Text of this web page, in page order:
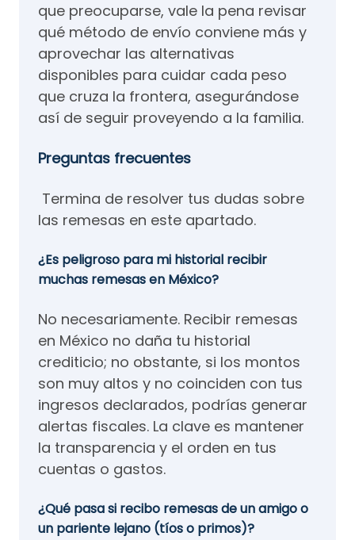
que preocuparse, vale la pena revisar
qué método de envío conviene más y
aprovechar las alternativas
disponibles para cuidar cada peso
que cruza la frontera, asegurándose
así de seguir proveyendo a la familia.
Preguntas frecuentes
Termina de resolver tus dudas sobre
las remesas en este apartado.
¿Es peligroso para mi historial recibir
muchas remesas en México?
No necesariamente. Recibir remesas
en México no daña tu historial
crediticio; no obstante, si los montos
son muy altos y no coinciden con tus
ingresos declarados, podrías generar
alertas fiscales. La clave es mantener
la transparencia y el orden en tus
cuentas o gastos.
¿Qué pasa si recibo remesas de un amigo o
un pariente lejano (tíos o primos)?